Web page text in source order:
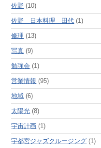
佐野 (10)
佐野 日本料理 田代 (1)
修理 (13)
写真 (9)
勉強会 (1)
営業情報 (95)
地域 (6)
太陽光 (8)
宇宙計画 (1)
宇都宮ジャズクルージング (1)